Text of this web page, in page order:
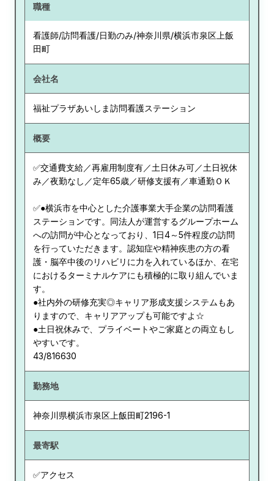
職種
看護師/訪問看護/日勤のみ/神奈川県/横浜市泉区上飯
田町
会社名
福祉プラザあいしま訪問看護ステーション
概要
✅交通費支給／再雇用制度有／土日休み可／土日祝休
み／夜勤なし／定年65歳／研修支援有／車通勤ＯＫ
✅●横浜市を中心とした介護事業大手企業の訪問看護
ステーションです。同法人が運営するグループホーム
への訪問が中心となっており、1日4～5件程度の訪問
を行っていただきます。認知症や精神疾患の方の看
護・脳卒中後のリハビリに力を入れているほか、在宅
におけるターミナルケアにも積極的に取り組んでいま
す。
●社内外の研修充実◎キャリア形成支援システムもあ
りますので、キャリアアップも可能ですよ☆
●土日祝休みで、プライベートやご家庭との両立もし
やすいです。
43/816630
勤務地
神奈川県横浜市泉区上飯田町2196-1
最寄駅
✅アクセス